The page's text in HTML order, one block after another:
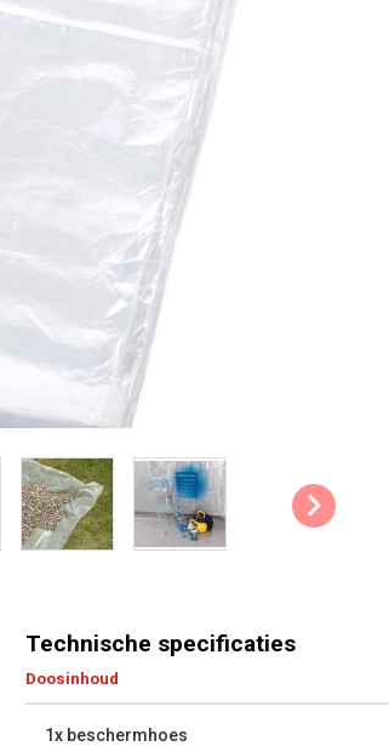
Technische specificaties
Doosinhoud
1x beschermhoes